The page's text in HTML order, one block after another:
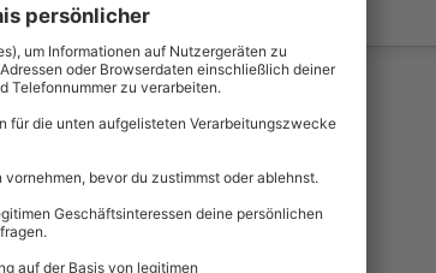
maximale Sicherheit
Über 9.000 unvergessliche
Erlebnisse.
Volle Flexibilität
einlösbar.
10 Jahre gültig & verlängerbar.